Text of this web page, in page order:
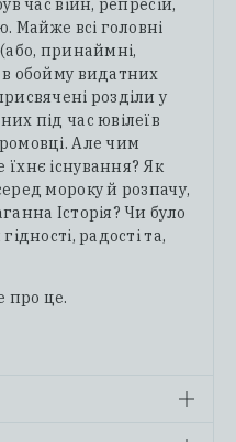
час війн, репресій,
Майже всі головні
принаймні,
обойму видатних
розділи у
під час ювілеїв
Але чим
існування? Як
мороку й розпачу,
Історія? Чи було
радості та,
про це.